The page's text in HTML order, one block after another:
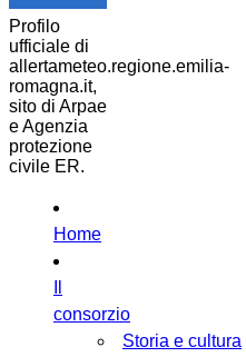
Profilo
ufficiale di
allertameteo.regione.emilia-
romagna.it,
sito di Arpae
e Agenzia
protezione
civile ER.
Home
consorzio
Storia e cultura